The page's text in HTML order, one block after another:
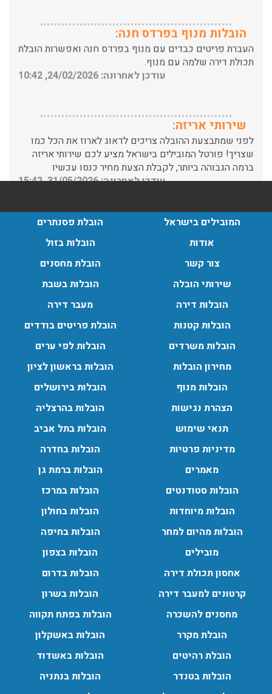
העברת פריטים כבדים עם מנוף בפרדס חנה ואפשרות הובלת
תכולת דירה שלמה עם מנוף.
עודכן לאחרונה: 24/02/2026, 10:42
לפני שמתבצעת ההובלה צריכים לדאוג לארוז את הכל כמו
שצריך! פורטל המובילים בישראל מציע לכם שירותי אריזה
ברמה הגבוהה ביותר, לקבלת הצעת מחיר כנסו עכשיו
עודכן לאחרונה: 31/05/2026, 15:42
עודכן לאחרונה: 30/03/2026, 12:23
הובלות מנוף בגבעת שמואל:
שירותי הובלה עם מנוף בגבעת שמואל לכל סוגי ההובלות
החל מהובלת תכולת דירה שלמה עם מנוף ועד פריט בודד.
עודכן לאחרונה: 24/02/2026, 10:42
הובלות מנוף בפרדס חנה:
העברת פריטים כבדים עם מנוף בפרדס חנה ואפשרות הובלת
תכולת דירה שלמה עם מנוף.
המובילים בישראל
אודות
צור קשר
שירותי הובלה
הובלות דירה
הובלות קטנות
הובלות משרדים
מחירון הובלות
הובלות מנוף
הצהרת נגישות
תנאי שימוש
מדיניות פרטיות
מאמרים
הובלות סטודנטים
הובלות מיוחדות
הובלות מהיום למחר
מובילים
אחסון תכולת דירה
קרטונים למעבר דירה
מחסנים להשכרה
הובלת מקרר
הובלת רהיטים
הובלות בטנדר
הובלת פסנתרים
הובלות בזול
הובלת מחסנים
הובלות בשבת
מעבר דירה
הובלת פריטים בודדים
הובלות לפי ערים
הובלות בראשון לציון
הובלות בירושלים
הובלות בהרצליה
הובלות בתל אביב
הובלות בחדרה
הובלות ברמת גן
הובלות במרכז
הובלות בחולון
הובלות בחיפה
הובלות בצפון
הובלות בדרום
הובלות בשרון
הובלות בפתח תקווה
הובלות באשקלון
הובלות באשדוד
הובלות בנתניה